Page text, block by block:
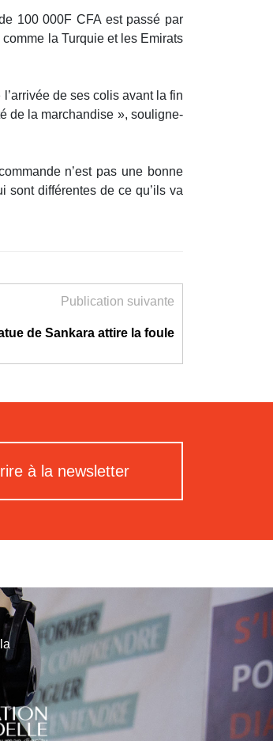
100 000F CFA est passé par
la Turquie et les Emirats
de ses colis avant la fin
de la marchandise », souligne-
n’est pas une bonne
sont différentes de ce qu’ils va
Publication suivante
de Sankara attire la foule
à la newsletter